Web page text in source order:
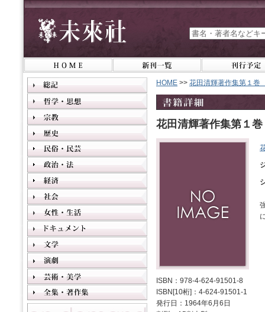
HOME >> 花田清輝著作集第１
花田清輝著作集第１
ISBN：978-4-624-91501-8
ISBN[10桁]：4-624-91501-1
発行日：1964年6月6日